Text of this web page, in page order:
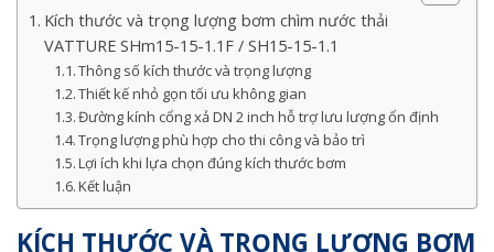
Kích thước và trọng lượng bơm chìm nước thải
VATTURE SHm15-15-1.1F / SH15-15-1.1
Thông số kích thước và trọng lượng
Thiết kế nhỏ gọn tối ưu không gian
Đường kính cổng xả DN 2 inch hỗ trợ lưu lượng ổn định
Trọng lượng phù hợp cho thi công và bảo trì
Lợi ích khi lựa chọn đúng kích thước bơm
Kết luận
KÍCH THƯỚC VÀ TRỌNG LƯỢNG BƠM